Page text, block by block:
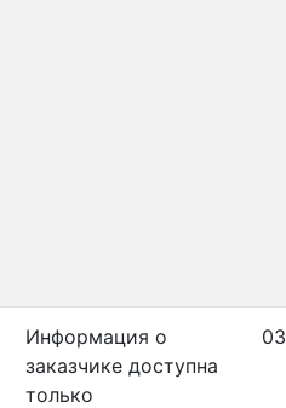
Информация о
заказчике доступна
только